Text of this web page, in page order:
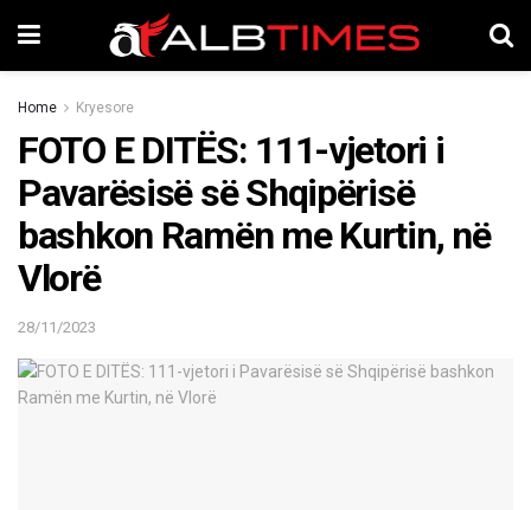
Home Kryesore
FOTO E DITËS: 111-vjetori i
Pavarësisë së Shqipërisë
bashkon Ramën me Kurtin, në
Vlorë
28/11/2023